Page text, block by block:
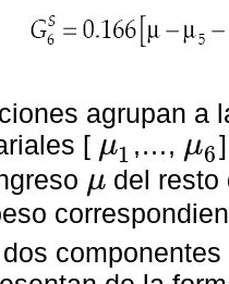
agrupan a
[ μ1
μ1 ,…, μ6
μ6
μ
μ
del resto